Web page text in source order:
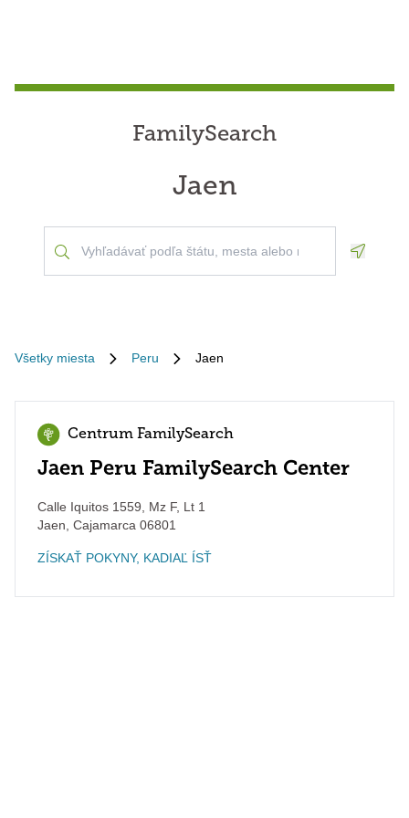
FamilySearch
Jaen
Všetky miesta Peru Jaen
Centrum FamilySearch
Jaen Peru FamilySearch Center
Calle Iquitos 1559, Mz F, Lt 1
Jaen Cajamarca 06801
ZÍSKAŤ POKYNY, KADIAĽ ÍSŤ